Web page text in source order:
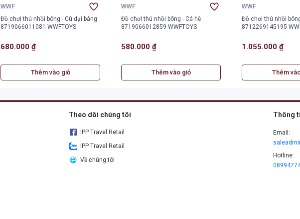
WWF
Đồ chơi thú nhồi bông - Cú đại bàng
8719066011081 WWFTOYS
680.000 ₫
Thêm vào giỏ
WWF
Đồ chơi thú nhồi bông - Cá hề
8719066012859 WWFTOYS
580.000 ₫
Thêm vào giỏ
WWF
Đồ chơi thú nhồi
8712269145195
1.055.000 ₫
Thêm
Theo dõi chúng tôi
IPP Travel Retail
IPP Travel Retail
Về chúng tôi
Thông
Email:
Hotline: